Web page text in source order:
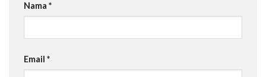
Nama *
Email *